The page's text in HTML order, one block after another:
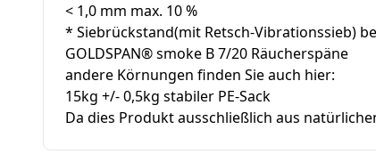
< 1,0 mm max. 10 %
* Siebrückstand(mit Retsch-Vibrationssieb)
GOLDSPAN® smoke B 7/20 Räucherspäne
andere Körnungen finden Sie auch hier:
15kg +/- 0,5kg stabiler PE-Sack
Da dies Produkt ausschließlich aus